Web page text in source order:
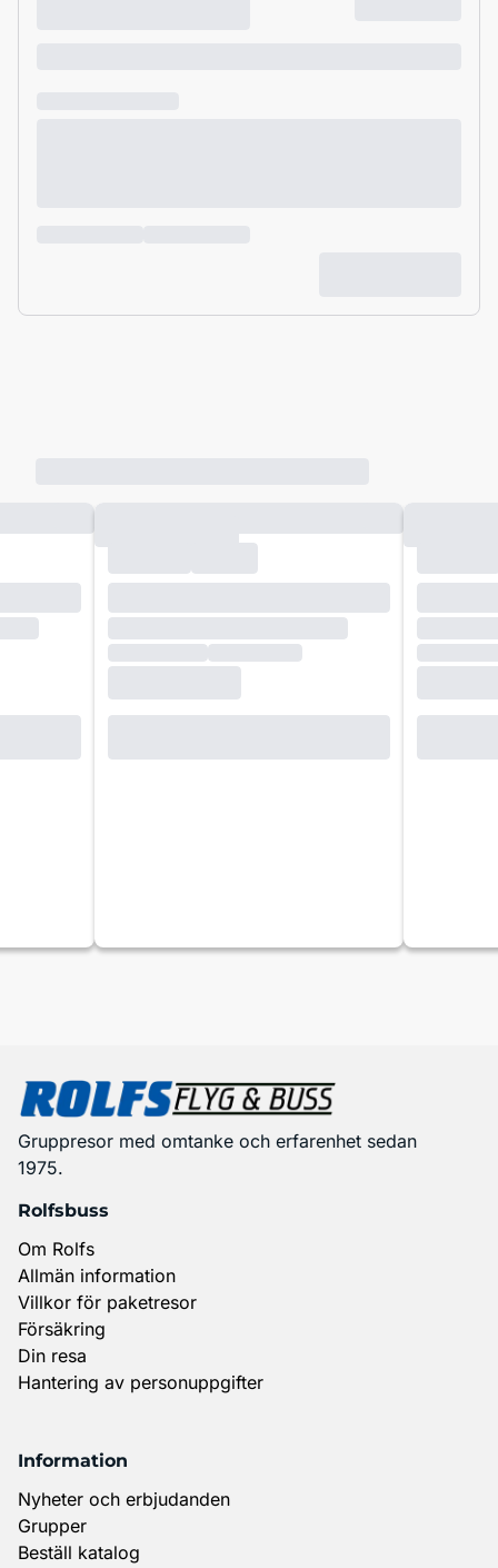
Gruppresor med omtanke och erfarenhet sedan
1975.
Rolfsbuss
Om Rolfs
Allmän information
Villkor för paketresor
Försäkring
Din resa
Hantering av personuppgifter
Information
Nyheter och erbjudanden
Grupper
Beställ katalog